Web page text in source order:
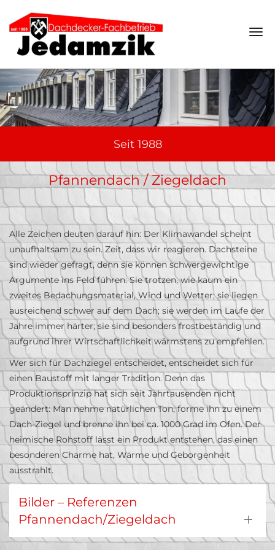
Seit 1988
Pfannendach / Ziegeldach
Alle Zeichen deuten darauf hin: Der Klimawandel scheint
unaufhaltsam zu sein. Zeit, dass wir reagieren. Dachsteine
sind wieder gefragt, denn sie können schwergewichtige
Argumente ins Feld führen: Sie trotzen, wie kaum ein
zweites Bedachungsmaterial, Wind und Wetter; sie liegen
ausreichend schwer auf dem Dach; sie werden im Laufe der
Jahre immer härter; sie sind besonders frostbeständig und
aufgrund ihrer Wirtschaftlichkeit wärmstens zu empfehlen.
Wer sich für Dachziegel entscheidet, entscheidet sich für
einen Baustoff mit langer Tradition. Denn das
Produktionsprinzip hat sich seit Jahrtausenden nicht
geändert: Man nehme natürlichen Ton, forme ihn zu einem
Dach-Ziegel und brenne ihn bei ca. 1000 Grad im Ofen. Der
heimische Rohstoff lässt ein Produkt entstehen, das einen
besonderen Charme hat, Wärme und Geborgenheit
ausstrahlt.
Bilder – Referenzen
Pfannendach/Ziegeldach